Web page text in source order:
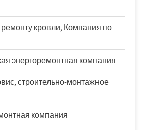
кровли, Компания по
энергоремонтная компания
строительно-монтажное
компания